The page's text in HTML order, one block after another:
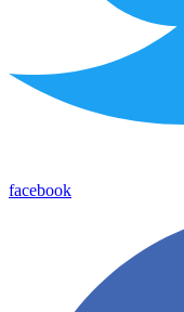
facebook